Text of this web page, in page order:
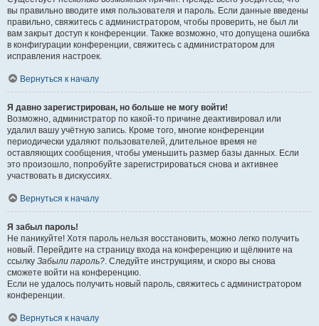
вы правильно вводите имя пользователя и пароль. Если данные введены
правильно, свяжитесь с администратором, чтобы проверить, не был ли
вам закрыт доступ к конференции. Также возможно, что допущена ошибка
в конфигурации конференции, свяжитесь с администратором для
исправления настроек.
Вернуться к началу
Я давно зарегистрирован, но больше не могу войти!
Возможно, администратор по какой-то причине деактивировал или
удалил вашу учётную запись. Кроме того, многие конференции
периодически удаляют пользователей, длительное время не
оставляющих сообщения, чтобы уменьшить размер базы данных. Если
это произошло, попробуйте зарегистрироваться снова и активнее
участвовать в дискуссиях.
Вернуться к началу
Я забыл пароль!
Не паникуйте! Хотя пароль нельзя восстановить, можно легко получить
новый. Перейдите на страницу входа на конференцию и щёлкните на
ссылку Забыли пароль?. Следуйте инструкциям, и скоро вы снова
сможете войти на конференцию.
Если не удалось получить новый пароль, свяжитесь с администратором
конференции.
Вернуться к началу